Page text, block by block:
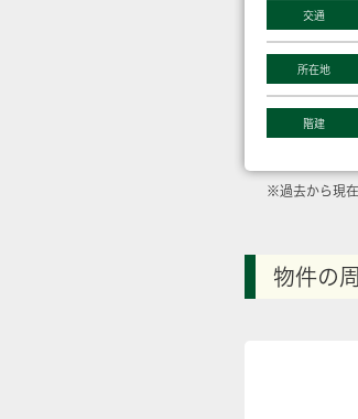
交通
所在地
階建
※過去から現在
物件の